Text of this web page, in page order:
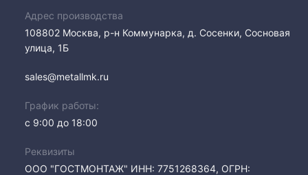
Адрес производства
108802​ Москва, р-н Коммунарка, д. Сосенки, Сосновая
улица, 1Б
sales@metallmk.ru
График работы:
с 9:00 до 18:00
Реквизиты
ООО "ГОСТМОНТАЖ" ИНН: 7751268364, ОГРН: